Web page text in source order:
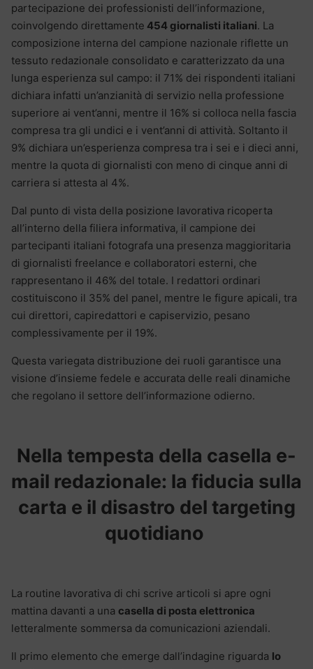
partecipazione dei professionisti dell’informazione,
coinvolgendo direttamente 454 giornalisti italiani. La
composizione interna del campione nazionale riflette un
tessuto redazionale consolidato e caratterizzato da una
lunga esperienza sul campo: il 71% dei rispondenti italiani
dichiara infatti un’anzianità di servizio nella professione
superiore ai vent’anni, mentre il 16% si colloca nella fascia
compresa tra gli undici e i vent’anni di attività. Soltanto il
9% dichiara un’esperienza compresa tra i sei e i dieci anni,
mentre la quota di giornalisti con meno di cinque anni di
carriera si attesta al 4%.
Dal punto di vista della posizione lavorativa ricoperta
all’interno della filiera informativa, il campione dei
partecipanti italiani fotografa una presenza maggioritaria
di giornalisti freelance e collaboratori esterni, che
rappresentano il 46% del totale. I redattori ordinari
costituiscono il 35% del panel, mentre le figure apicali, tra
cui direttori, capiredattori e capiservizio, pesano
complessivamente per il 19%.
Questa variegata distribuzione dei ruoli garantisce una
visione d’insieme fedele e accurata delle reali dinamiche
che regolano il settore dell’informazione odierno.
Nella tempesta della casella e-
mail redazionale: la fiducia sulla
carta e il disastro del targeting
quotidiano
La routine lavorativa di chi scrive articoli si apre ogni
mattina davanti a una casella di posta elettronica
letteralmente sommersa da comunicazioni aziendali.
Il primo elemento che emerge dall’indagine riguarda lo